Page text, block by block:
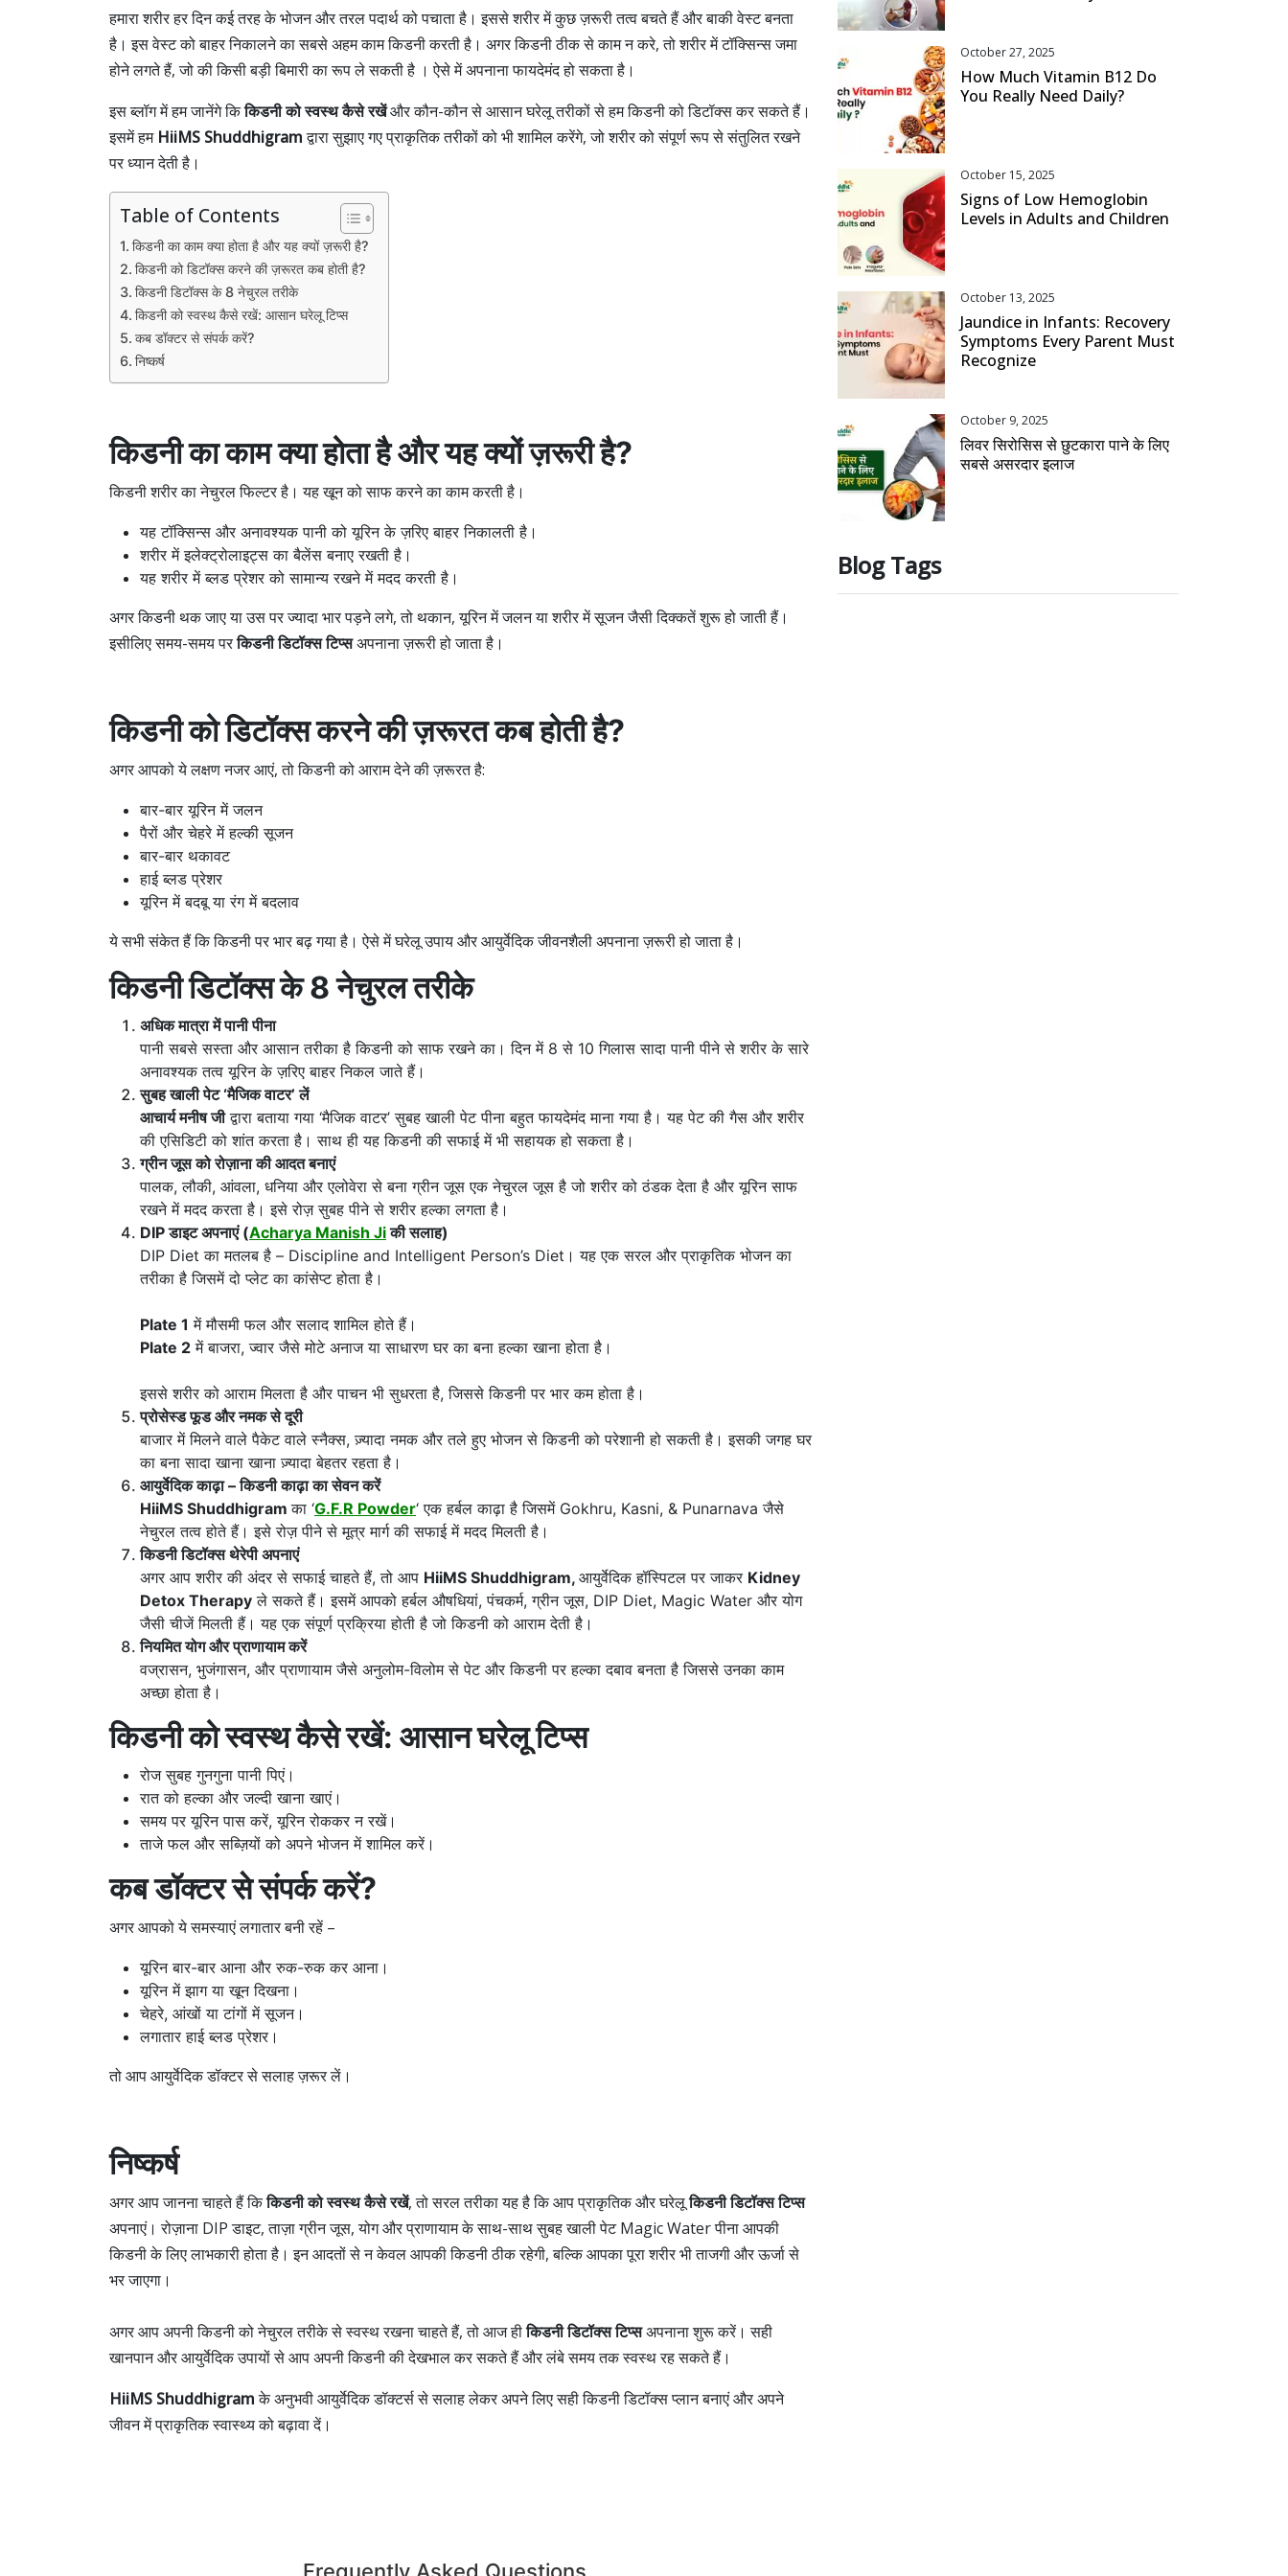
हमारा शरीर हर दिन कई तरह के भोजन और तरल पदार्थ को पचाता है। इससे शरीर में कुछ ज़रूरी तत्व बचते हैं और बाकी वेस्ट बनता
है। इस वेस्ट को बाहर निकालने का सबसे अहम काम किडनी करती है। अगर किडनी ठीक से काम न करे, तो शरीर में टॉक्सिन्स जमा
होने लगते हैं, जो की किसी बड़ी बिमारी का रूप ले सकती है । ऐसे मेंअपनाना फायदेमंद हो सकता है।
इस ब्लॉग में हम जानेंगे किकिडनी को स्वस्थ कैसे रखेंऔर कौन-कौन से आसान घरेलू तरीकों से हम किडनी को डिटॉक्स कर सकते हैं।
इसमें हम HiiMS Shuddhigramद्वारा सुझाए गए प्राकृतिक तरीकों को भी शामिल करेंगे, जो शरीर को संपूर्ण रूप से संतुलित रखने
पर ध्यान देती है।
Table of Contents
किडनी का काम क्या होता है और यह क्यों ज़रूरी है?
किडनी को डिटॉक्स करने की ज़रूरत कब होती है?
किडनी डिटॉक्स के 8 नेचुरल तरीके
किडनी को स्वस्थ कैसे रखें: आसान घरेलू टिप्स
कब डॉक्टर से संपर्क करें?
निष्कर्ष
किडनी का काम क्या होता है और यह क्यों ज़रूरी है?
किडनी शरीर का नेचुरल फिल्टर है। यह खून को साफ करने का काम करती है।
यह टॉक्सिन्स और अनावश्यक पानी को यूरिन के ज़रिए बाहर निकालती है।
शरीर में इलेक्ट्रोलाइट्स का बैलेंस बनाए रखती है।
यह शरीर में ब्लड प्रेशर को सामान्य रखने में मदद करती है।
अगर किडनी थक जाए या उस पर ज्यादा भार पड़ने लगे, तो थकान, यूरिन में जलन या शरीर में सूजन जैसी दिक्कतें शुरू हो जाती हैं।
इसीलिए समय-समय परकिडनी डिटॉक्स टिप्सअपनाना ज़रूरी हो जाता है।
किडनी को डिटॉक्स करने की ज़रूरत कब होती है?
अगर आपको ये लक्षण नजर आएं, तो किडनी को आराम देने की ज़रूरत है:
बार-बार यूरिन में जलन
पैरों और चेहरे में हल्की सूजन
बार-बार थकावट
हाई ब्लड प्रेशर
यूरिन में बदबू या रंग में बदलाव
ये सभी संकेत हैं कि किडनी पर भार बढ़ गया है। ऐसे में घरेलू उपाय और आयुर्वेदिक जीवनशैली अपनाना ज़रूरी हो जाता है।
किडनी डिटॉक्स के 8 नेचुरल तरीके
अधिक मात्रा में पानी पीना
पानी सबसे सस्ता और आसान तरीका है किडनी को साफ रखने का। दिन में 8 से 10 गिलास सादा पानी पीने से शरीर के सारे
अनावश्यक तत्व यूरिन के ज़रिए बाहर निकल जाते हैं।
सुबह खाली पेट ‘मैजिक वाटर’ लें
आचार्य मनीष जीद्वारा बताया गया ‘मैजिक वाटर’ सुबह खाली पेट पीना बहुत फायदेमंद माना गया है। यह पेट की गैस और शरीर
की एसिडिटी को शांत करता है। साथ ही यह किडनी की सफाई में भी सहायक हो सकता है।
ग्रीन जूस को रोज़ाना की आदत बनाएं
पालक, लौकी, आंवला, धनिया और एलोवेरा से बना ग्रीन जूस एक नेचुरल जूस है जो शरीर को ठंडक देता है और यूरिन साफ
रखने में मदद करता है। इसे रोज़ सुबह पीने से शरीर हल्का लगता है।
DIP डाइट अपनाएं (Acharya Manish Jiकी सलाह)
DIP Diet का मतलब है – Discipline and Intelligent Person’s Diet। यह एक सरल और प्राकृतिक भोजन का
तरीका है जिसमें दो प्लेट का कांसेप्ट होता है।
Plate 1 में मौसमी फल और सलाद शामिल होते हैं।
Plate 2 में बाजरा, ज्वार जैसे मोटे अनाज या साधारण घर का बना हल्का खाना होता है।
इससे शरीर को आराम मिलता है और पाचन भी सुधरता है, जिससे किडनी पर भार कम होता है।
प्रोसेस्ड फूड और नमक से दूरी
बाजार में मिलने वाले पैकेट वाले स्नैक्स, ज़्यादा नमक और तले हुए भोजन से किडनी को परेशानी हो सकती है। इसकी जगह घर
का बना सादा खाना खाना ज़्यादा बेहतर रहता है।
आयुर्वेदिक काढ़ा – किडनी काढ़ा का सेवन करें
HiiMS Shuddhigramका ‘G.F.R Powder‘ एक हर्बल काढ़ा है जिसमें Gokhru, Kasni, & Punarnava जैसे
नेचुरल तत्व होते हैं। इसे रोज़ पीने से मूत्र मार्ग की सफाई में मदद मिलती है।
किडनी डिटॉक्स थेरेपी अपनाएं
अगर आप शरीर की अंदर से सफाई चाहते हैं, तो आप HiiMS Shuddhigram, आयुर्वेदिक हॉस्पिटल पर जाकर Kidney
Detox Therapy ले सकते हैं। इसमें आपको हर्बल औषधियां, पंचकर्म, ग्रीन जूस, DIP Diet, Magic Water और योग
जैसी चीजें मिलती हैं। यह एक संपूर्ण प्रक्रिया होती है जो किडनी को आराम देती है।
नियमित योग और प्राणायाम करें
वज्रासन, भुजंगासन, और प्राणायाम जैसे अनुलोम-विलोम से पेट और किडनी पर हल्का दबाव बनता है जिससे उनका काम
अच्छा होता है।
किडनी को स्वस्थ कैसे रखें: आसान घरेलू टिप्स
रोज सुबह गुनगुना पानी पिएं।
रात को हल्का और जल्दी खाना खाएं।
समय पर यूरिन पास करें, यूरिन रोककर न रखें।
ताजे फल और सब्ज़ियों को अपने भोजन में शामिल करें।
कब डॉक्टर से संपर्क करें?
अगर आपको ये समस्याएं लगातार बनी रहें –
यूरिन बार-बार आना और रुक-रुक कर आना।
यूरिन में झाग या खून दिखना।
चेहरे, आंखों या टांगों में सूजन।
लगातार हाई ब्लड प्रेशर।
तो आप आयुर्वेदिक डॉक्टर से सलाह ज़रूर लें।
निष्कर्ष
अगर आप जानना चाहते हैं किकिडनी को स्वस्थ कैसे रखें, तो सरल तरीका यह है कि आप प्राकृतिक और घरेलूकिडनी डिटॉक्स टिप्स
अपनाएं। रोज़ाना DIP डाइट, ताज़ा ग्रीन जूस, योग और प्राणायाम के साथ-साथ सुबह खाली पेट Magic Water पीना आपकी
किडनी के लिए लाभकारी होता है। इन आदतों से न केवल आपकी किडनी ठीक रहेगी, बल्कि आपका पूरा शरीर भी ताजगी और ऊर्जा से
भर जाएगा।
अगर आप अपनी किडनी को नेचुरल तरीके से स्वस्थ रखना चाहते हैं, तो आज हीकिडनी डिटॉक्स टिप्सअपनाना शुरू करें। सही
खानपान और आयुर्वेदिक उपायों से आप अपनी किडनी की देखभाल कर सकते हैं और लंबे समय तक स्वस्थ रह सकते हैं।
HiiMS Shuddhigramके अनुभवी आयुर्वेदिक डॉक्टर्स से सलाह लेकर अपने लिए सही किडनी डिटॉक्स प्लान बनाएं और अपने
जीवन में प्राकृतिक स्वास्थ्य को बढ़ावा दें।
October 27, 2025
How Much Vitamin B12 Do
You Really Need Daily?
October 15, 2025
Signs of Low Hemoglobin
Levels in Adults and Children
October 13, 2025
Jaundice in Infants: Recovery
Symptoms Every Parent Must
Recognize
October 9, 2025
लिवर सिरोसिस से छुटकारा पाने के लिए
सबसे असरदार इलाज
Blog Tags